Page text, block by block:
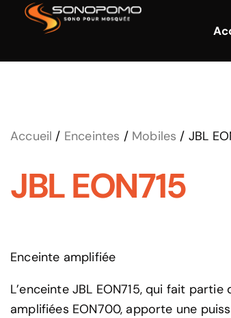
Accueil / Enceintes / Mobiles / JBL
JBL EON715
Enceinte amplifiée
L’enceinte JBL EON715, qui fait
amplifiées EON700, apporte une